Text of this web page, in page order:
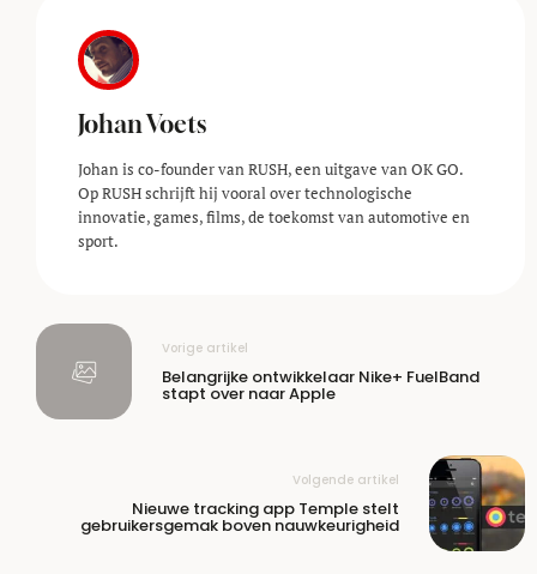
Johan Voets
Johan is co-founder van RUSH, een uitgave van OK GO.
Op RUSH schrijft hij vooral over technologische
innovatie, games, films, de toekomst van automotive en
sport.
Vorige artikel
Belangrijke ontwikkelaar Nike+ FuelBand
stapt over naar Apple
Volgende artikel
Nieuwe tracking app Temple stelt
gebruikersgemak boven nauwkeurigheid